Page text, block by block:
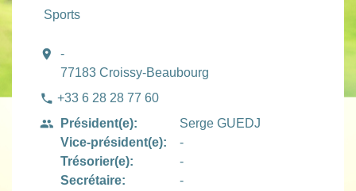
Sports
location_on
-
77183 Croissy-Beaubourg
phone +33 6 28 28 77 60
people
Président(e):
Vice-président(e):
Trésorier(e):
Secrétaire:
Serge GUEDJ
-
-
-